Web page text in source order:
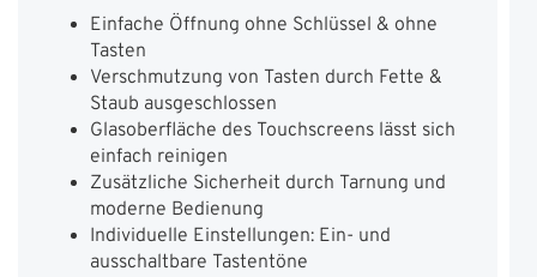
Einfache Öffnung ohne Schlüssel & ohne
Tasten
Verschmutzung von Tasten durch Fette &
Staub ausgeschlossen
Glasoberfläche des Touchscreens lässt sich
einfach reinigen
Zusätzliche Sicherheit durch Tarnung und
moderne Bedienung
Individuelle Einstellungen: Ein- und
ausschaltbare Tastentöne